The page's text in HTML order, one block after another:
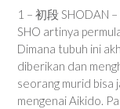
1 – 初段 SHODAN
SHO artinya
Dimana tubuh ini
diberikan dan
seorang murid bisa
mengenai Aikido.